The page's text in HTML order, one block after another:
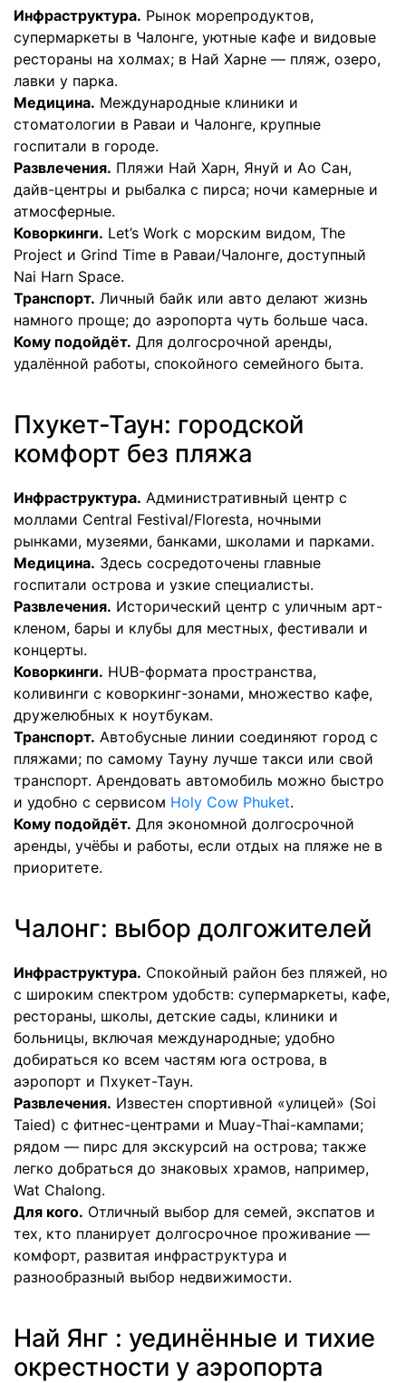
Инфраструктура. Рынок морепродуктов,
супермаркеты в Чалонге, уютные кафе и видовые
рестораны на холмах; в Най Харне — пляж, озеро,
лавки у парка.
Медицина. Международные клиники и
стоматологии в Раваи и Чалонге, крупные
госпитали в городе.
Развлечения. Пляжи Най Харн, Януй и Ао Сан,
дайв-центры и рыбалка с пирса; ночи камерные и
атмосферные.
Коворкинги. Let’s Work c морским видом, The
Project и Grind Time в Раваи/Чалонге, доступный
Nai Harn Space.
Транспорт. Личный байк или авто делают жизнь
намного проще; до аэропорта чуть больше часа.
Кому подойдёт. Для долгосрочной аренды,
удалённой работы, спокойного семейного быта.
Пхукет-Таун: городской
комфорт без пляжа
Инфраструктура. Административный центр с
моллами Central Festival/Floresta, ночными
рынками, музеями, банками, школами и парками.
Медицина. Здесь сосредоточены главные
госпитали острова и узкие специалисты.
Развлечения. Исторический центр с уличным арт-
кленом, бары и клубы для местных, фестивали и
концерты.
Коворкинги. HUB-формата пространства,
коливинги с коворкинг-зонами, множество кафе,
дружелюбных к ноутбукам.
Транспорт. Автобусные линии соединяют город с
пляжами; по самому Тауну лучше такси или свой
транспорт. Арендовать автомобиль можно быстро
и удобно с сервисом Holy Cow Phuket.
Кому подойдёт. Для экономной долгосрочной
аренды, учёбы и работы, если отдых на пляже не в
приоритете.
Чалонг: выбор долгожителей
Инфраструктура. Спокойный район без пляжей, но
с широким спектром удобств: супермаркеты, кафе,
рестораны, школы, детские сады, клиники и
больницы, включая международные; удобно
добираться ко всем частям юга острова, в
аэропорт и Пхукет-Таун.
Развлечения. Известен спортивной «улицей» (Soi
Taied) с фитнес-центрами и Muay-Thai-кампами;
рядом — пирс для экскурсий на острова; также
легко добраться до знаковых храмов, например,
Wat Chalong.
Для кого. Отличный выбор для семей, экспатов и
тех, кто планирует долгосрочное проживание —
комфорт, развитая инфраструктура и
разнообразный выбор недвижимости.
Най Янг : уединённые и тихие
окрестности у аэропорта